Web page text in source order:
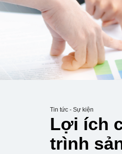
Tin tức - Sự kiện
Lợi ích
trình